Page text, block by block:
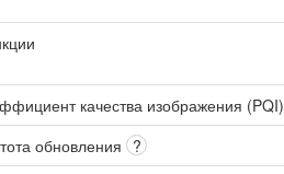
качества изображения (PQI)
обновления ?